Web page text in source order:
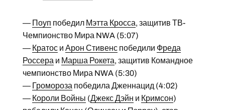
— Поуп победил Мэтта Кросса, защитив ТВ-
Чемпионство Мира NWA (5:07)
— Кратоси Арон Стивенспобедили Фреда
Россера и Марша Рокета, защитив Командное
чемпионство Мира NWA (5:30)
— Громороза победила Дженнацид (4:02)
— Короли Войны (Джекс Дэйн и Кримсон)